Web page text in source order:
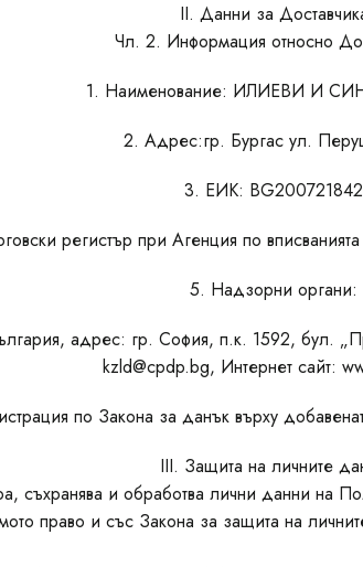
II. Данни за
Чл. 2. Информация относно
1. Наименование: ИЛИЕВИ И
2. Адрес:гр. Бургас ул.
3. ЕИК: BG200721842
регистър при Агенция по
5. Надзорни органи:
адрес: гр. София, п.к. 1592,
kzld@cpdp.bg, Интернет сайт:
по Закона за данък върху
III. Защита на личните
съхранява и обработва лични данни на
право и със Закона за защита на